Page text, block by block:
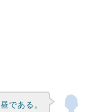
昼である。